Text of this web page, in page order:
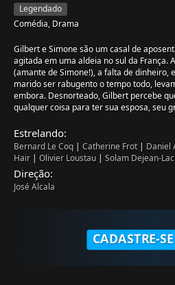
Legendado
Comédia, Drama
Gilbert e Simone são um casal de
agitada em uma aldeia no sul da França.
(amante de Simone!), a falta de dinheiro,
marido ser rabugento o tempo todo,
embora. Desnorteado, Gilbert percebe
qualquer coisa para ter sua esposa, seu
Estrelando:
Bernard Le Coq | Catherine Frot | Daniel
Hair | Olivier Loustau | Solam Dejean-
Direção:
José Alcala
CADASTRE-